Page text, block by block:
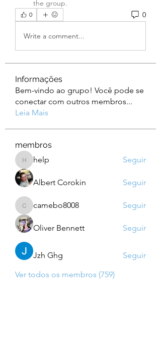
the group.
0 0
Write a comment...
Informações
Bem-vindo ao grupo! Você pode se
conectar com outros membros...
Leia Mais
membros
helphelp Seguir
Albert Corokin Seguir
camebo8008
camebo8008 Seguir
Oliver Bennett Seguir
Jzh Ghg
Seguir
Ver todos os membros (759)